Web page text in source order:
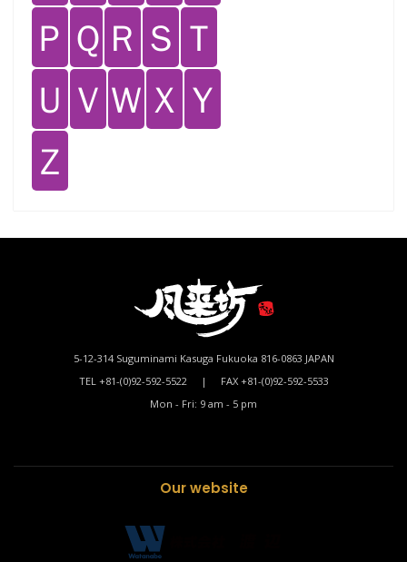
Ｐ Ｑ Ｒ Ｓ Ｔ
Ｕ Ｖ Ｗ Ｘ Ｙ
Ｚ
5-12-314 Suguminami Kasuga Fukuoka 816-0863 JAPAN
TEL +81-(0)92-592-5522 | FAX +81-(0)92-592-5533
Mon - Fri: 9 am - 5 pm
Our website